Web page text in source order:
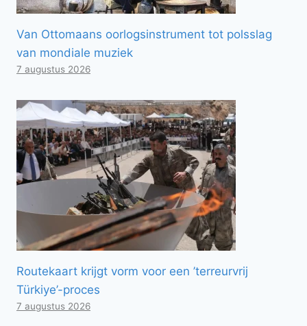
Van Ottomaans oorlogsinstrument tot polsslag
van mondiale muziek
7 augustus 2026
Routekaart krijgt vorm voor een ’terreurvrij
Türkiye’-proces
7 augustus 2026